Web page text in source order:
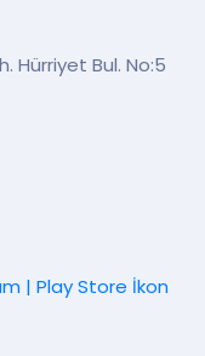
Hürriyet Bul. No:5